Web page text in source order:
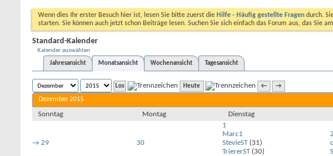
Wenn dies Ihr erster Besuch hier ist, lesen Sie bitte zuerst die Hilfe - Häufig gestellte Fragen durch.
starten. Sie können auch jetzt schon Beiträge lesen. Suchen Sie sich einfach das Forum aus, das Sie
Standard-Kalender
Kalender auswählen
Jahresansicht
Monatsansicht Wochenansicht Tagesansicht
Heute ← →
Dezember 2015
Sonntag Montag Dienstag
→ 29 30
1
Marc1
StevieST(31)
TriererST(30)
2